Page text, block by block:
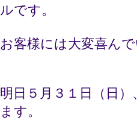
ルです。
お客様には大変喜ん
明日５月３１日（日
ます。